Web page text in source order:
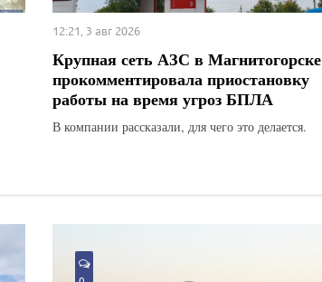
12:21, 3 авг 2026
Крупная сеть АЗС в Магнитогорске
прокомментировала приостановку
работы на время угроз БПЛА
В компании рассказали, для чего это делается.